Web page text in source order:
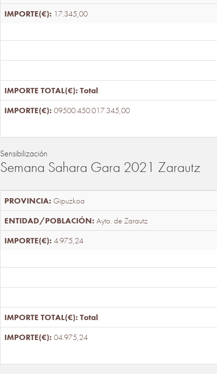
17.345,00
Total:
09500.450.017.345,00
Sensibilización
Semana Sahara Gara 2021 Zarautz
Gipuzkoa
Ayto. de Zarautz
4.975,24
Total:
04.975,24